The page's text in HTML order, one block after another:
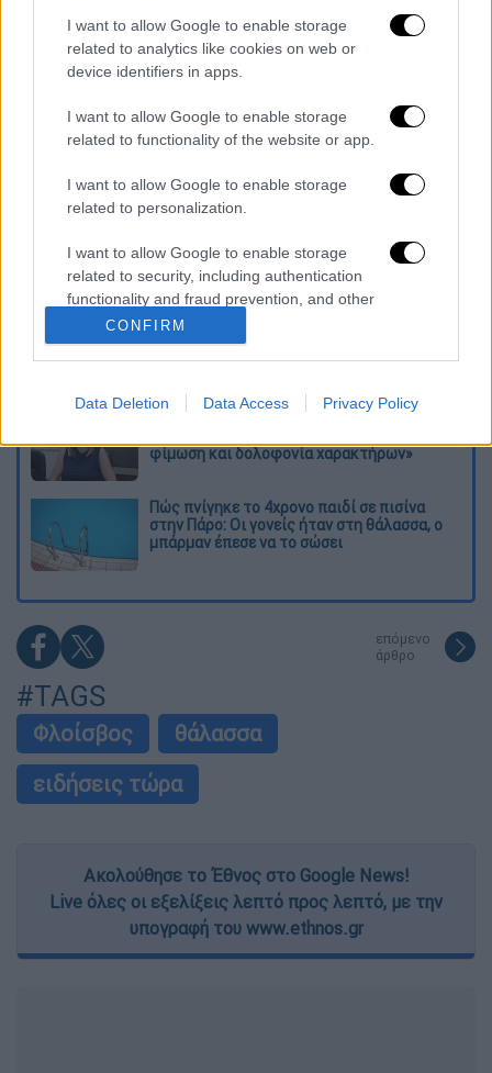
I want to allow Google to enable storage
related to analytics like cookies on web or
device identifiers in apps.
I want to allow Google to enable storage
related to functionality of the website or app.
I want to allow Google to enable storage
related to personalization.
I want to allow Google to enable storage
related to security, including authentication
functionality and fraud prevention, and other
user protection.
CONFIRM
Data Deletion Data Access Privacy Policy
καταχώρηση
Διαβάστε ακόμη
Συνελήφθησαν δύο μέλη μαφίας στο
Παλαιό Φάληρο - Οι εκβιασμοί, οι
ξυλοδαρμοί και τα προσωνύμια «πίτμπουλ»
και «μπουλντόγκ»
Βίντεο-σοκ από το μακελειό σε σχολείο
στην Ταϊλάνδη: Η στιγμή που ο 14χρονος
ανοίγει πυρ - Στους 9 ανέβηκαν οι νεκροί
Νέα αποχώρηση από το κόμμα Καρυστιανού:
φίμωση και δολοφονία χαρακτήρων»
Πώς πνίγηκε το 4χρονο παιδί σε πισίνα
στην Πάρο: Οι γονείς ήταν στη θάλασσα, ο
μπάρμαν έπεσε να το σώσει
επόμενο
άρθρο
#TAGS
Φλοίσβος
θάλασσα
ειδήσεις τώρα
Ακολούθησε το Έθνος στο Google News!
Live όλες οι εξελίξεις λεπτό προς λεπτό, με την
υπογραφή του www.ethnos.gr